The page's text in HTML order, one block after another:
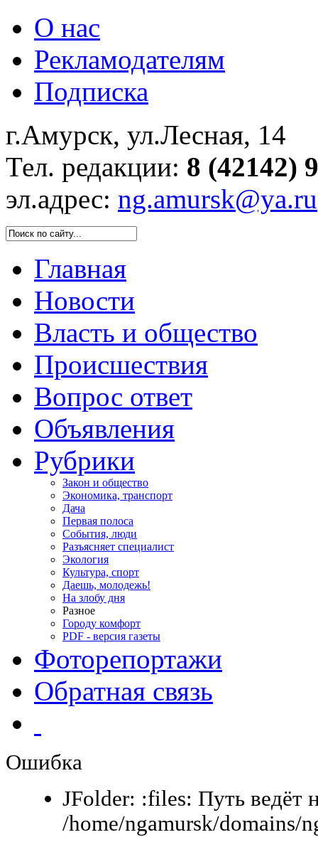
О нас
Рекламодателям
Подписка
г.Амурск, ул.Лесная, 14
Тел. редакции: 8 (42142)
эл.адрес: ng.amursk@ya.ru
Главная
Новости
Власть и общество
Происшествия
Вопрос ответ
Объявления
Рубрики
Закон и общество
Экономика, транспорт
Дача
Первая полоса
События, люди
Разъясняет специалист
Экология
Культура, спорт
Даешь, молодежь!
На злобу дня
Разное
Городу комфорт
PDF - версия газеты
Фоторепортажи
Обратная связь
Ошибка
JFolder: :files: Путь ведёт
/home/ngamursk/domains/